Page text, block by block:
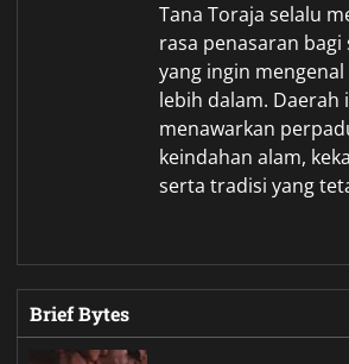
Tana Toraja selalu
rasa penasaran bagi
yang ingin
lebih dalam. Daerah
menawarkan
keindahan alam,
serta tradisi yang
Brief Bytes